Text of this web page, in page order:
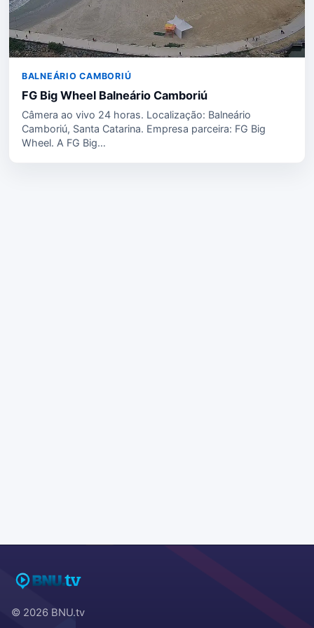
BALNEÁRIO CAMBORIÚ
FG Big Wheel Balneário Camboriú
Câmera ao vivo 24 horas. Localização: Balneário
Camboriú, Santa Catarina. Empresa parceira: FG Big
Wheel. A FG Big…
© 2026 BNU.tv